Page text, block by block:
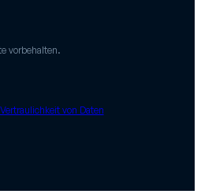
vorbehalten.
von Daten